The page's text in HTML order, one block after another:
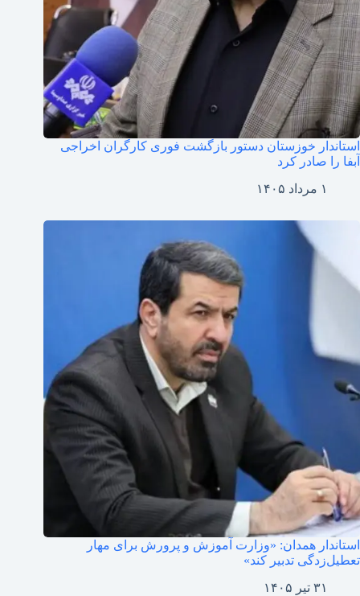
استاندار خوزستان دستور بازگشت فوری کارگران اخراجی
آبفا را صادر کرد
۱ مرداد ۱۴۰۵
استاندار همدان: «وزارت آموزش و پرورش برای مهار
تعطیل‌زدگی تدبیر کند»
۳۱ تیر ۱۴۰۵